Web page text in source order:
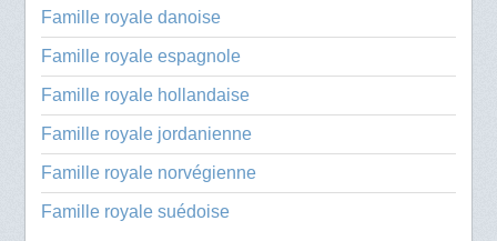
Famille royale danoise
Famille royale espagnole
Famille royale hollandaise
Famille royale jordanienne
Famille royale norvégienne
Famille royale suédoise